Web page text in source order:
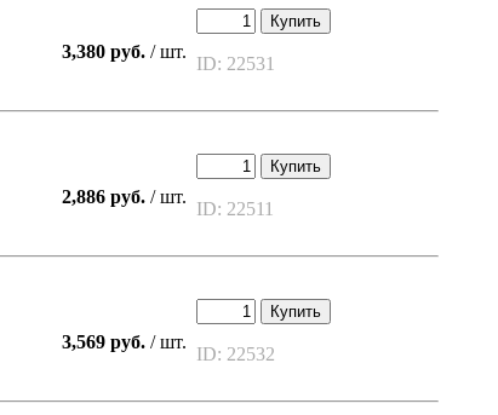
3,380 руб. / шт.
Купить
ID: 22531
2,886 руб. / шт.
Купить
ID: 22511
3,569 руб. / шт.
Купить
ID: 22532